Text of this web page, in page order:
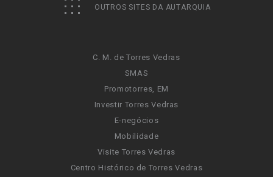
OUTROS SITES DA AUTARQUIA
C. M. de Torres Vedras
SMAS
Promotorres, EM
Investir Torres Vedras
E-negócios
Mobilidade
Visite Torres Vedras
Centro Histórico de Torres Vedras